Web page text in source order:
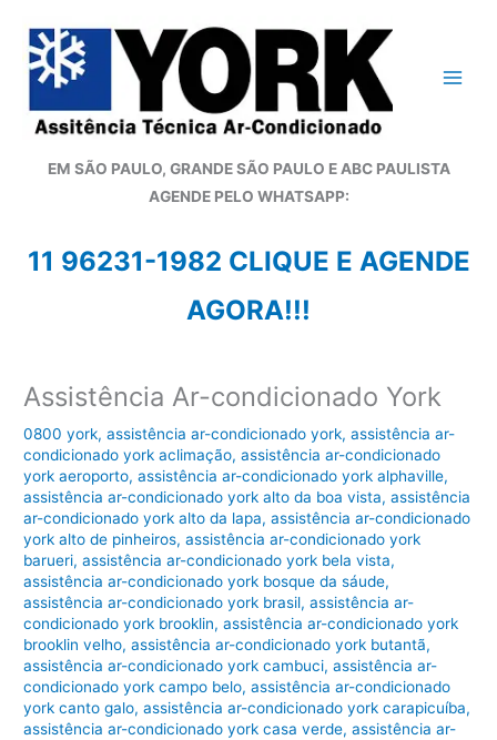
para
conteúdo
EM SÃO PAULO, GRANDE SÃO PAULO E ABC PAULISTA
AGENDE PELO WHATSAPP:
11 96231-1982 CLIQUE E AGENDE
AGORA!!!
Assistência Ar-condicionado York
0800 york,assistência ar-condicionado york,assistência ar-
condicionado york aclimação,assistência ar-condicionado
york aeroporto,assistência ar-condicionado york alphaville,
assistência ar-condicionado york alto da boa vista,assistência
ar-condicionado york alto da lapa,assistência ar-condicionado
york alto de pinheiros,assistência ar-condicionado york
barueri,assistência ar-condicionado york bela vista,
assistência ar-condicionado york bosque da sáude,
assistência ar-condicionado york brasil,assistência ar-
condicionado york brooklin,assistência ar-condicionado york
brooklin velho,assistência ar-condicionado york butantã,
assistência ar-condicionado york cambuci,assistência ar-
condicionado york campo belo,assistência ar-condicionado
york canto galo,assistência ar-condicionado york carapicuíba,
assistência ar-condicionado york casa verde,assistência ar-